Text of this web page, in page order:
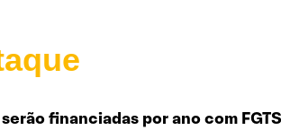
financiadas por ano com